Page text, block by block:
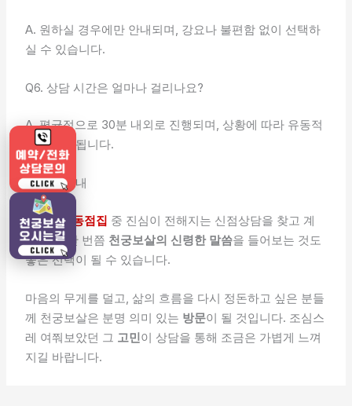
A. 원하실 경우에만 안내되며, 강요나 불편함 없이 선택하
실 수 있습니다.
Q6. 상담 시간은 얼마나 걸리나요?
A. 평균적으로 30분 내외로 진행되며, 상황에 따라 유동적
으로 조율됩니다.
마무리 안내
광주산수동점집 중 진심이 전해지는 신점상담을 찾고 계
신다면, 한 번쯤 천궁보살의 신령한 말씀을 들어보는 것도
좋은 선택이 될 수 있습니다.
마음의 무게를 덜고, 삶의 흐름을 다시 정돈하고 싶은 분들
께 천궁보살은 분명 의미 있는 방문이 될 것입니다. 조심스
레 여쭤보았던 그 고민이 상담을 통해 조금은 가볍게 느껴
지길 바랍니다.